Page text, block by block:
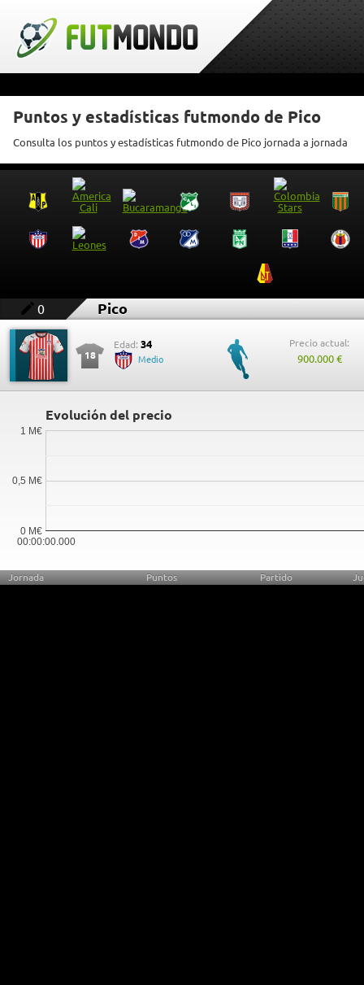
Puntos y estadísticas futmondo de Pico
Consulta los puntos y estadísticas futmondo de Pico jornada a jornada
0 Pico
18
Edad: 34
Medio
Precio actual:
900.000 €
Evolución del precio
00:00:00.000
0 M€
0,5 M€
1 M€
Jornada Puntos Partido